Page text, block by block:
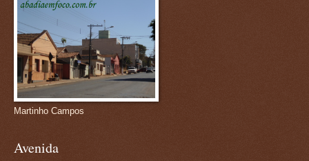
Martinho Campos
Avenida